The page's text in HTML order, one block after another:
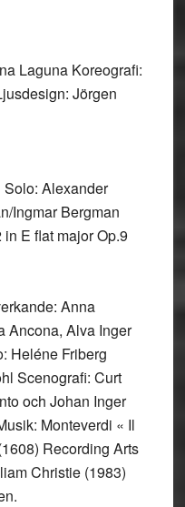
Laguna Koreografi:
Jörgen
Alexander
Ingmar Bergman
E flat major Op.9
Anna
Ancona, Alva Inger
Heléne Friberg
Scenografi: Curt
och Johan Inger
Monteverdi « Il
Recording Arts
Christie (1983)